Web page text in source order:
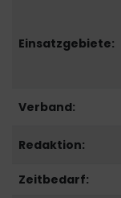
Einsatzgebiete:
Verband:
Redaktion:
Zeitbedarf: